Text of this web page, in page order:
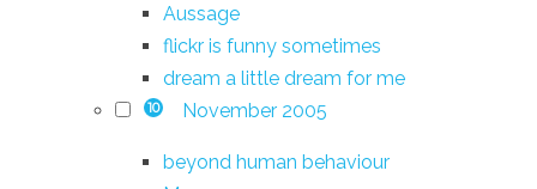
Aussage
flickr is funny sometimes
dream a little dream for me
10 November 2005
beyond human behaviour